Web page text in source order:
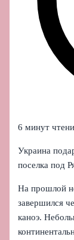
6 минут
Украина
поселка под
На прошлой
завершился
каноэ.